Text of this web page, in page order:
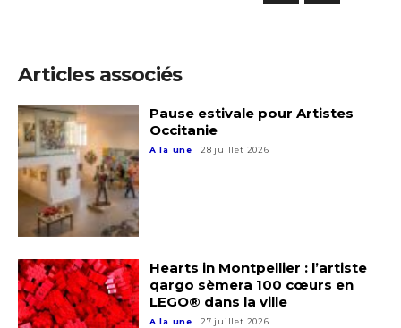
Adresse email*
Nom
Prénom
Statut / Organisation
J'accepte lestermes et conditions
Adresse email*
Nom
Prénom
Articles associés
Pause estivale pour Artistes
Occitanie
A la une 28 juillet 2026
Hearts in Montpellier : l’artiste
qargo sèmera 100 cœurs en
LEGO® dans la ville
A la une 27 juillet 2026